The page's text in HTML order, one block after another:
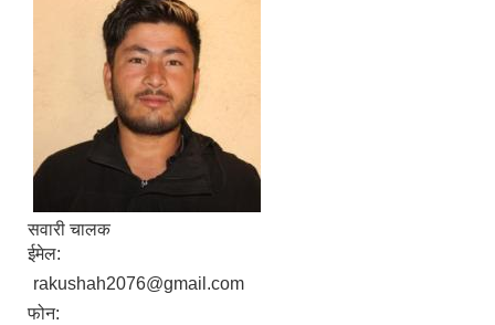
सवारी चालक
ईमेल:
rakushah2076@gmail.com
फोन: